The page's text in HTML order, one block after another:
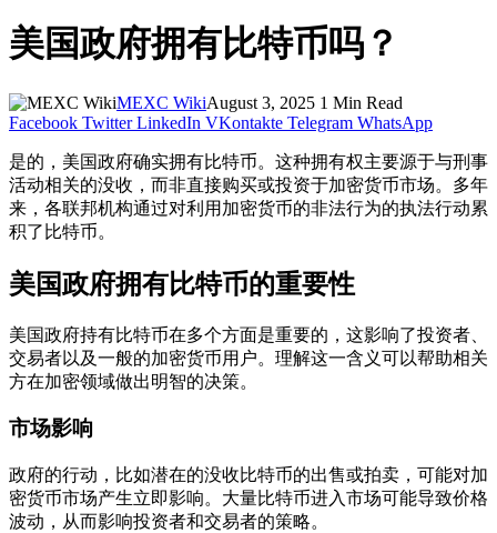
美国政府拥有比特币吗？
MEXC WikiAugust 3, 2025 1 Min Read
Facebook Twitter LinkedIn VKontakte Telegram WhatsApp
是的，美国政府确实拥有比特币。这种拥有权主要源于与刑事
活动相关的没收，而非直接购买或投资于加密货币市场。多年
来，各联邦机构通过对利用加密货币的非法行为的执法行动累
积了比特币。
美国政府拥有比特币的重要性
美国政府持有比特币在多个方面是重要的，这影响了投资者、
交易者以及一般的加密货币用户。理解这一含义可以帮助相关
方在加密领域做出明智的决策。
市场影响
政府的行动，比如潜在的没收比特币的出售或拍卖，可能对加
密货币市场产生立即影响。大量比特币进入市场可能导致价格
波动，从而影响投资者和交易者的策略。